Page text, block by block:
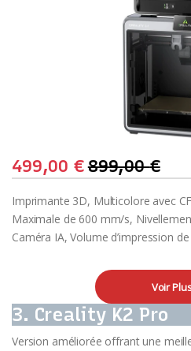
499,00€899,00€
Imprimante 3D, Multicolore avec
Maximale de 600 mm/s,
Caméra IA, Volume d’impression
Voir
3. Creality K2 Pro
Version améliorée offrant une